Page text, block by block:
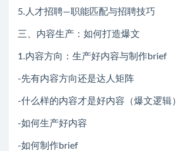
5.人才招聘—职能匹配与招聘技巧
三、内容生产：如何打造爆文
1.内容方向：生产好内容与制作brief
-先有内容方向还是达人矩阵
-什么样的内容才是好内容（爆文逻辑）
-如何生产好内容
-如何制作brief